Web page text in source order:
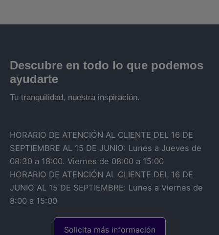
Descubre en todo lo que podemos
ayudarte
Tu tranquilidad, nuestra inspiración.
HORARIO DE ATENCIÓN AL CLIENTE DEL 16 DE
SEPTIEMBRE AL 15 DE JUNIO: Lunes a Jueves de
08:30 a 18:00. Viernes de 08:00 a 15:00
HORARIO DE ATENCIÓN AL CLIENTE DEL 16 DE
JUNIO AL 15 DE SEPTIEMBRE: Lunes a Viernes de
8:00 a 15:00
Solicita más información